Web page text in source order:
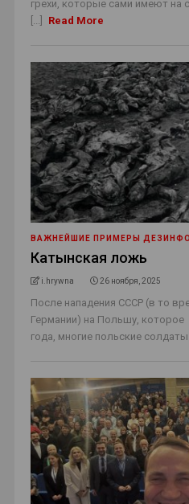
грехи, которые сами имеют на
Read More
ВАЖНЕЙШИЕ ПРИМЕРЫ
Катынская ложь
i.hrywna 26 ноября, 2025
После нападения СССР (в то
Германии) на Польшу, которое
года, многие польские солдаты